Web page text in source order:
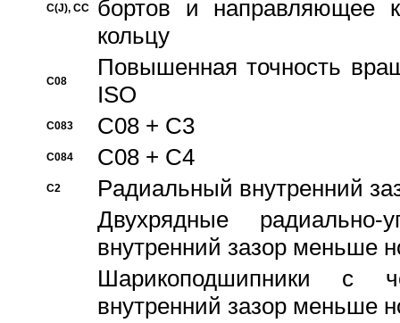
C(J), CC
бортов и направляющее
кольцу
C08
Повышенная точность
ISO
C083 C08 + C3
C084 C08 + C4
C2
Pадиальный внутренний
Двухрядные радиально-
внутренний зазор меньше
Шарикоподшипники с
внутренний зазор меньше